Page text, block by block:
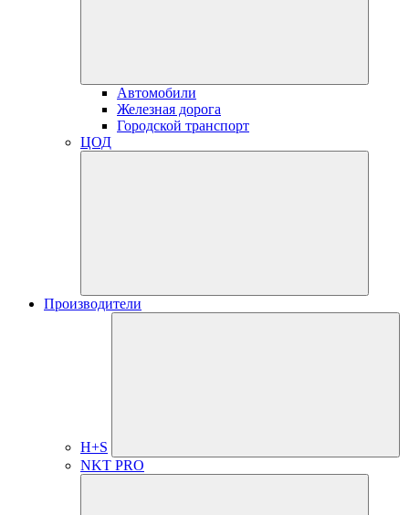
Автомобили
Железная дорога
Городской транспорт
ЦОД
Производители
H+S
NKT PRO